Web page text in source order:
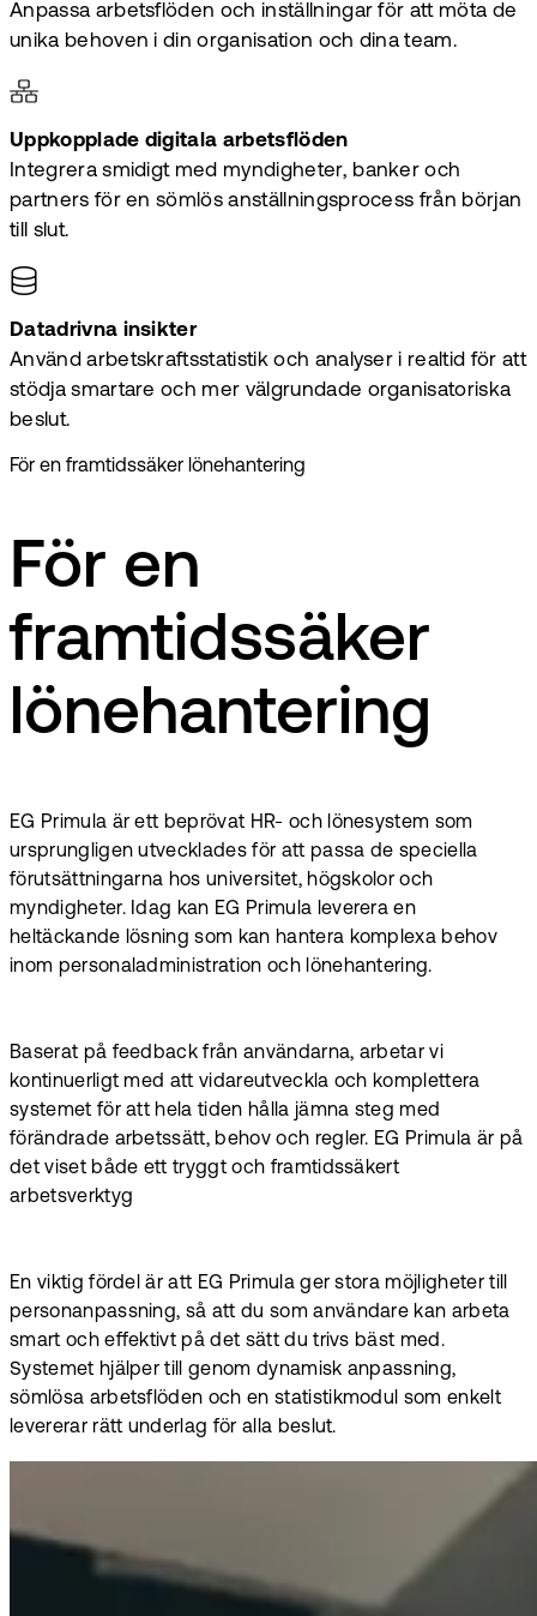
Anpassa arbetsflöden och inställningar för att möta de
unika behoven i din organisation och dina team.
Uppkopplade digitala arbetsflöden
Integrera smidigt med myndigheter, banker och
partners för en sömlös anställningsprocess från början
till slut.
Datadrivna insikter
Använd arbetskraftsstatistik och analyser i realtid för att
stödja smartare och mer välgrundade organisatoriska
beslut.
För en framtidssäker lönehantering
För en
framtidssäker
lönehantering
EG Primula är ett beprövat HR- och lönesystem som
ursprungligen utvecklades för att passa de speciella
förutsättningarna hos universitet, högskolor och
myndigheter. Idag kan EG Primula leverera en
heltäckande lösning som kan hantera komplexa behov
inom personaladministration och lönehantering.
Baserat på feedback från användarna, arbetar vi
kontinuerligt med att vidareutveckla och komplettera
systemet för att hela tiden hålla jämna steg med
förändrade arbetssätt, behov och regler. EG Primula är på
det viset både ett tryggt och framtidssäkert
arbetsverktyg
En viktig fördel är att EG Primula ger stora möjligheter till
personanpassning, så att du som användare kan arbeta
smart och effektivt på det sätt du trivs bäst med.
Systemet hjälper till genom dynamisk anpassning,
sömlösa arbetsflöden och en statistikmodul som enkelt
levererar rätt underlag för alla beslut.